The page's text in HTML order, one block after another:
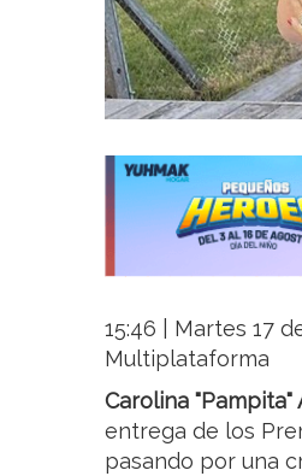
15:46 | Martes 17
Multiplataforma
Carolina
entrega de los
pasando por una